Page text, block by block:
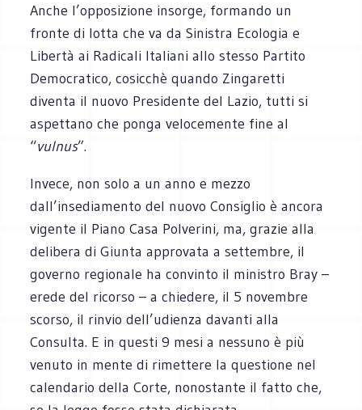
Anche l’opposizione insorge, formando un
fronte di lotta che va da Sinistra Ecologia e
Libertà ai Radicali Italiani allo stesso Partito
Democratico, cosicchè quando Zingaretti
diventa il nuovo Presidente del Lazio, tutti si
aspettano che ponga velocemente fine al
“vulnus”.
Invece, non solo a un anno e mezzo
dall’insediamento del nuovo Consiglio è ancora
vigente il Piano Casa Polverini, ma, grazie alla
delibera di Giunta approvata a settembre, il
governo regionale ha convinto il ministro Bray –
erede del ricorso – a chiedere, il 5 novembre
scorso, il rinvio dell’udienza davanti alla
Consulta. E in questi 9 mesi a nessuno è più
venuto in mente di rimettere la questione nel
calendario della Corte, nonostante il fatto che,